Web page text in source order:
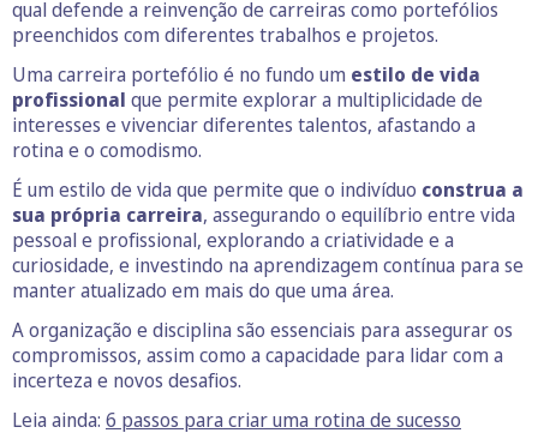
qual defende a reinvenção de carreiras como portefólios
preenchidos com diferentes trabalhos e projetos.
Uma carreira portefólio é no fundo um estilo de vida
profissional que permite explorar a multiplicidade de
interesses e vivenciar diferentes talentos, afastando a
rotina e o comodismo.
É um estilo de vida que permite que o indivíduo construa a
sua própria carreira, assegurando o equilíbrio entre vida
pessoal e profissional, explorando a criatividade e a
curiosidade, e investindo na aprendizagem contínua para se
manter atualizado em mais do que uma área.
A organização e disciplina são essenciais para assegurar os
compromissos, assim como a capacidade para lidar com a
incerteza e novos desafios.
Leia ainda: 6 passos para criar uma rotina de sucesso